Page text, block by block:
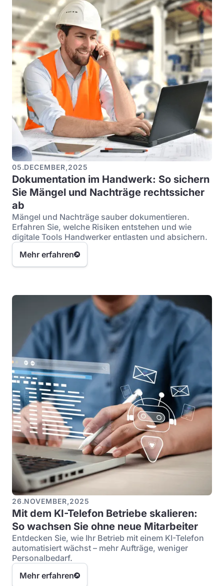
05.DECEMBER,2025
Dokumentation im Handwerk: So sichern
Sie Mängel und Nachträge rechtssicher
ab
Mängel und Nachträge sauber dokumentieren.
Erfahren Sie, welche Risiken entstehen und wie
digitale Tools Handwerker entlasten und absichern.
Mehr erfahren
26.NOVEMBER,2025
Mit dem KI-Telefon Betriebe skalieren:
So wachsen Sie ohne neue Mitarbeiter
Entdecken Sie, wie Ihr Betrieb mit einem KI-Telefon
automatisiert wächst – mehr Aufträge, weniger
Personalbedarf.
Mehr erfahren